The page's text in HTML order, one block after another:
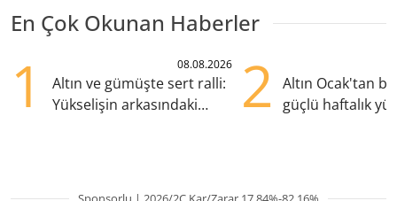
En Çok Okunan Haberler
1 08.08.2026
Altın ve gümüşte sert ralli:
Yükselişin arkasındaki
2
Altın Ocak'tan
güçlü haftalık